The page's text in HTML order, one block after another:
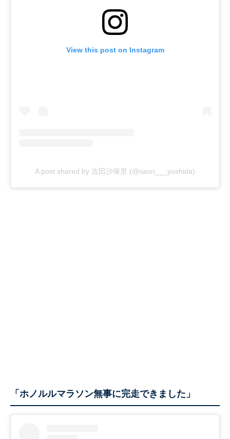
View this post on Instagram
A post shared by 吉田沙保里 (@saori___yoshida)
「ホノルルマラソン無事に完走できました」